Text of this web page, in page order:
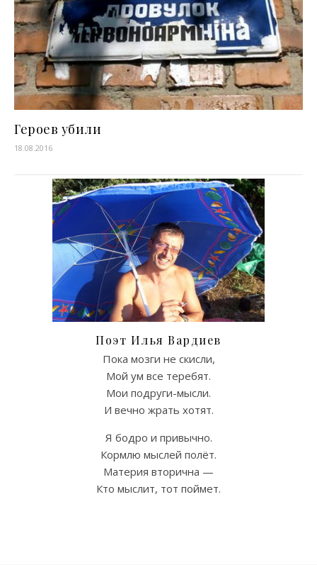
Героев убили
18.08.2016
Поэт Илья Вардиев
Пока мозги не скисли,
Мой ум все теребят.
Мои подруги-мысли.
И вечно жрать хотят.
Я бодро и привычно.
Кормлю мыслей полёт.
Материя вторична —
Кто мыслит, тот поймет.